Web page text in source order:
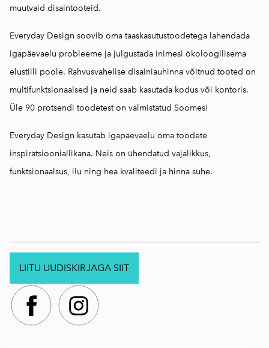
muutvaid disaintooteid.
Everyday Design soovib oma taaskasutustoodetega lahendada
igapäevaelu probleeme ja julgustada inimesi ökoloogilisema
elustiili poole. Rahvusvahelise disainiauhinna võitnud tooted on
multifunktsionaalsed ja neid saab kasutada kodus või kontoris.
Üle 90 protsendi toodetest on valmistatud Soomes!
Everyday Design kasutab igapäevaelu oma toodete
inspiratsiooniallikana. Neis on ühendatud vajalikkus,
funktsionaalsus, ilu ning hea kvaliteedi ja hinna suhe.
LIITU UUDISKIRJAGA SIIT